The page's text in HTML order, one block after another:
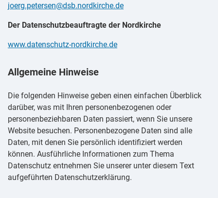
joerg.petersen@dsb.nordkirche.de
Der Datenschutzbeauftragte der Nordkirche
www.datenschutz-nordkirche.de
Allgemeine Hinweise
Die folgenden Hinweise geben einen einfachen Überblick
darüber, was mit Ihren personenbezogenen oder
personenbeziehbaren Daten passiert, wenn Sie unsere
Website besuchen. Personenbezogene Daten sind alle
Daten, mit denen Sie persönlich identifiziert werden
können. Ausführliche Informationen zum Thema
Datenschutz entnehmen Sie unserer unter diesem Text
aufgeführten Datenschutzerklärung.